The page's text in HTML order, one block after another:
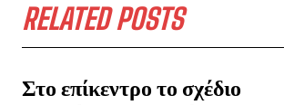
RELATED POSTS
Στο επίκεντρο το σχέδιο